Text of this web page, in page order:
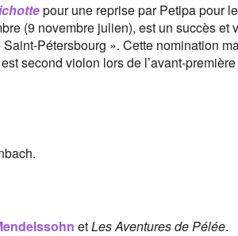
pour une reprise par Petipa pour
(9 novembre julien), est un succès et
Pétersbourg ». Cette nomination
second violon lors de l’avant-
etLes Aventures de Pélée.